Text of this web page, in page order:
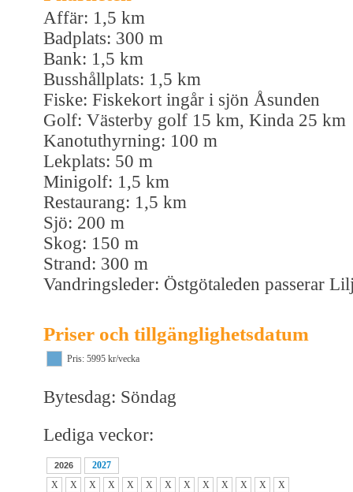
Affär: 1,5 km
Badplats: 300 m
Bank: 1,5 km
Busshållplats: 1,5 km
Fiske: Fiskekort ingår i sjön Åsunden
Golf: Västerby golf 15 km, Kinda 25 km
Kanotuthyrning: 100 m
Lekplats: 50 m
Minigolf: 1,5 km
Restaurang: 1,5 km
Sjö: 200 m
Skog: 150 m
Strand: 300 m
Vandringsleder: Östgötaleden passerar
Priser och tillgänglighetsdatum
Pris: 5995 kr/vecka
Bytesdag: Söndag
Lediga veckor:
2026
2027
X
X X X X X X X X X X X
X